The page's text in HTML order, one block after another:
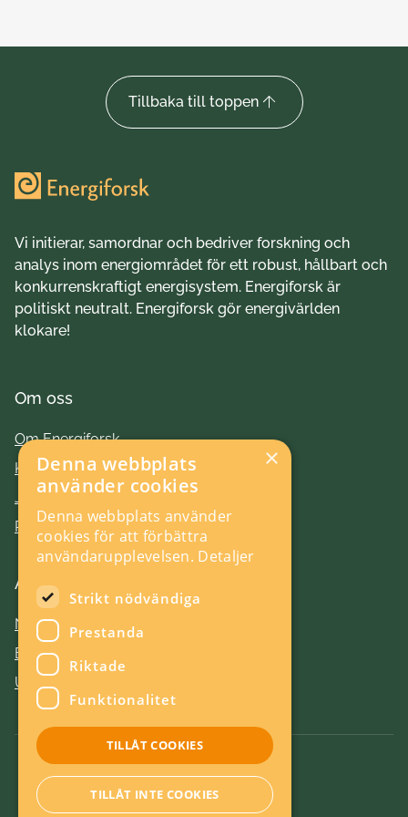
Tillbaka till toppen
Vi initierar, samordnar och bedriver forskning och
analys inom energiområdet för ett robust, hållbart och
konkurrenskraftigt energisystem. Energiforsk är
politiskt neutralt. Energiforsk gör energivärlden
klokare!
Om oss
Om Energiforsk
Kontakt
Jobba hos oss
Press
Aktuellt
Nyheter
Evenemang
Utlysningar
Om kakor
Energieffektiv webb
×
Denna webbplats
använder cookies
Denna webbplats använder
cookies för att förbättra
användarupplevelsen. Detaljer
Strikt nödvändiga
Prestanda
Riktade
Funktionalitet
TILLÅT COOKIES
TILLÅT INTE COOKIES